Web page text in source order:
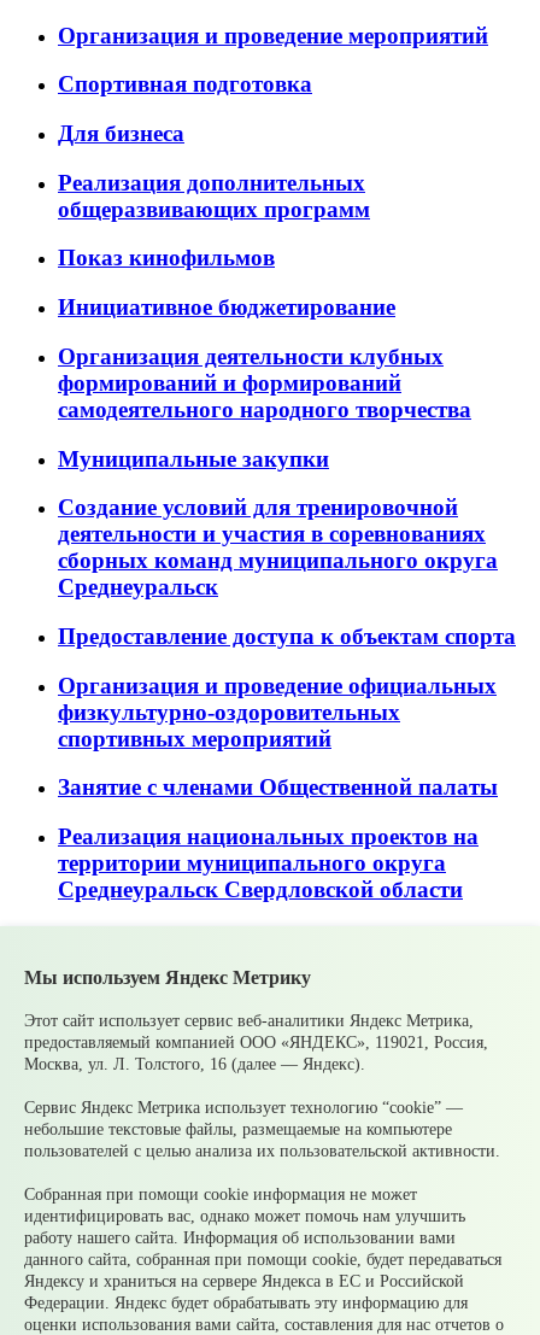
Организация и проведение мероприятий
Спортивная подготовка
Для бизнеса
Реализация дополнительных
общеразвивающих программ
Показ кинофильмов
Инициативное бюджетирование
Организация деятельности клубных
формирований и формирований
самодеятельного народного творчества
Муниципальные закупки
Создание условий для тренировочной
деятельности и участия в соревнованиях
сборных команд муниципального округа
Среднеуральск
Предоставление доступа к объектам спорта
Организация и проведение официальных
физкультурно-оздоровительных
спортивных мероприятий
Занятие с членами Общественной палаты
Реализация национальных проектов на
территории муниципального округа
Среднеуральск Свердловской области
муниципального округа Среднеуральск
Часто задаваемые вопросы и ответы
Летняя молодежная биржа труда
Центр тестирования ГТО
Молодежная политика
Физическая культура и спорт
Мы используем Яндекс Метрику
Этот сайт использует сервис веб-аналитики Яндекс Метрика,
предоставляемый компанией ООО «ЯНДЕКС», 119021, Россия,
Москва, ул. Л. Толстого, 16 (далее — Яндекс).
Сервис Яндекс Метрика использует технологию “cookie” —
небольшие текстовые файлы, размещаемые на компьютере
пользователей с целью анализа их пользовательской активности.
Собранная при помощи cookie информация не может
идентифицировать вас, однако может помочь нам улучшить
работу нашего сайта. Информация об использовании вами
данного сайта, собранная при помощи cookie, будет передаваться
Яндексу и храниться на сервере Яндекса в ЕС и Российской
Федерации. Яндекс будет обрабатывать эту информацию для
оценки использования вами сайта, составления для нас отчетов о
© 2026 Официальный сайт Муниципального округа
Среднеуральск Свердловской области
Карта сайта Архив